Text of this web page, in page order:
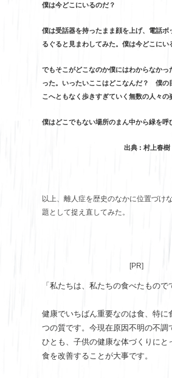
僕は今どこにいるのだ？
僕は受話器を持ったまま顔を上げ、電話ボ
るぐると見まわしてみた。僕は今どこにい
でもそこがどこなのか僕にはわからなかっ
った。いったいここはどこなんだ？ 僕の
こへともなく歩きすぎていく無数の人々の
僕はどこでもない場所のまん中から緑を呼
出典 : 村上春樹
以上、離人症を歴史のなかに位置づけ
題として捉え直してみた。
[PR]
「私たちは、私たちの食べたもので
健康でいちばん重要なのは食、特に
つの質です。今現在原因不明の不調
ひとも、子供の健康な体づくりにと
食を改善することが大事です。